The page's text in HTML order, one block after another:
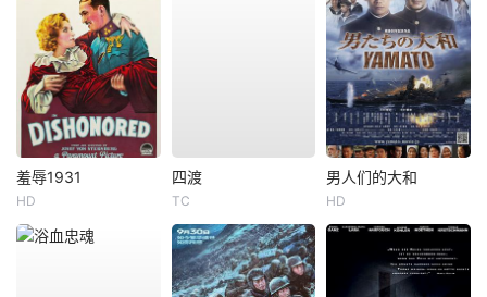
羞辱1931
HD
四渡
TC
男人们的大和
HD